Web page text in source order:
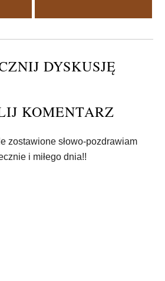
DYSKUSJĘ
KOMENTARZ
zostawione słowo-pozdrawiam
i miłego dnia!!